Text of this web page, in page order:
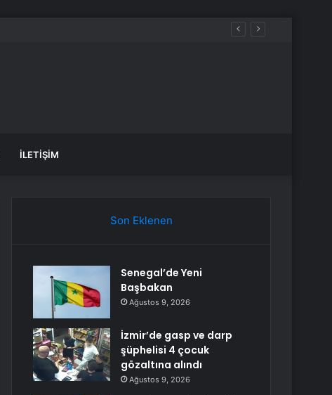
İLETIŞIM
Son Eklenen
Senegal’de Yeni
Başbakan
Ağustos 9, 2026
İzmir’de gasp ve darp
şüphelisi 4 çocuk
gözaltına alındı
Ağustos 9, 2026